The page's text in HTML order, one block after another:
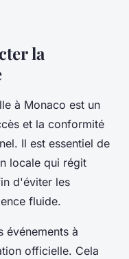
la
à Monaco est un
et la conformité
Il est essentiel de
locale qui régit
d'éviter les
fluide.
événements à
officielle. Cela